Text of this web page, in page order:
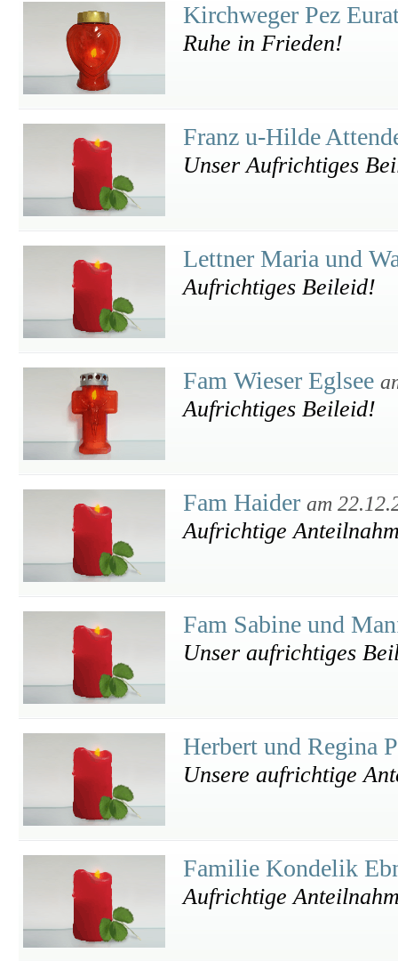
Kirchweger Pez
Ruhe in Frieden!
Franz u-Hilde
Unser Aufrichtiges
Lettner Maria und
Aufrichtiges Beileid!
Fam Wieser Eglsee
Aufrichtiges Beileid!
Fam Haider am
Aufrichtige
Fam Sabine und
Unser aufrichtiges
Herbert und Regina
Unsere aufrichtige
Familie Kondelik
Aufrichtige